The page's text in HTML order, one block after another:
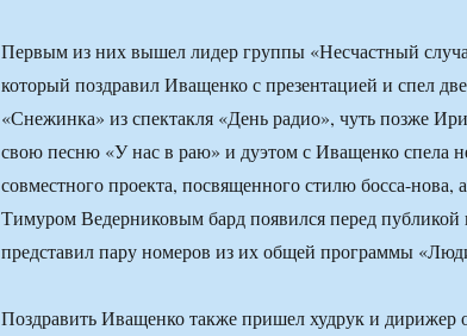
Первым из них вышел лидер группы «Несчастный
который поздравил Иващенко с презентацией и спел
«Снежинка» из спектакля «День радио», чуть позже
свою песню «У нас в раю» и дуэтом с Иващенко спела
совместного проекта, посвященного стилю босса-нова,
Тимуром Ведерниковым бард появился перед
представил пару номеров из их общей программы
Поздравить Иващенко также пришел худрук и дирижер